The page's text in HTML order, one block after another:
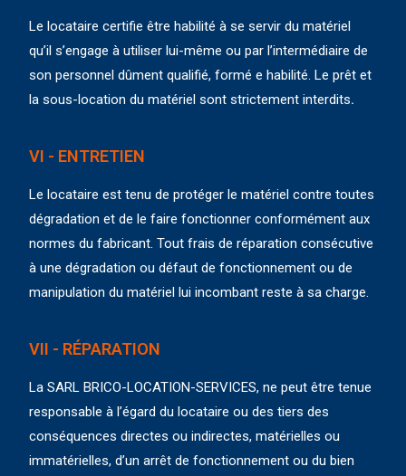
Le locataire certifie être habilité à se servir du matériel
qu’il s’engage à utiliser lui-même ou par l’intermédiaire de
son personnel dûment qualifié, formé e habilité. Le prêt et
la sous-location du matériel sont strictement interdits.
VI - ENTRETIEN
Le locataire est tenu de protéger le matériel contre toutes
dégradation et de le faire fonctionner conformément aux
normes du fabricant. Tout frais de réparation consécutive
à une dégradation ou défaut de fonctionnement ou de
manipulation du matériel lui incombant reste à sa charge.
VII - RÉPARATION
La SARL BRICO-LOCATION-SERVICES, ne peut être tenue
responsable à l’égard du locataire ou des tiers des
conséquences directes ou indirectes, matérielles ou
immatérielles, d’un arrêt de fonctionnement ou du bien